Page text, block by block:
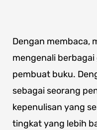
Dengan membaca,
mengenali
pembuat buku.
sebagai seorang
kepenulisan yang
tingkat yang lebih